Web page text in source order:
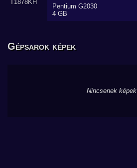
Pentium G2030
4 GB
Gépsarok képek
Nincsenek képek